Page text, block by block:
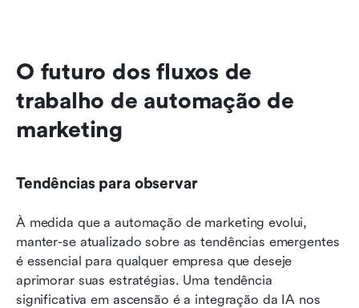
O futuro dos fluxos de
trabalho de automação de
marketing
Tendências para observar
À medida que a automação de marketing evolui,
manter-se atualizado sobre as tendências emergentes
é essencial para qualquer empresa que deseje
aprimorar suas estratégias. Uma tendência